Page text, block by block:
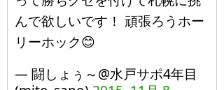
んで欲しいです！ 頑張ろうホー
リーホック😊
— 闘しょぅ～@水戸サポ4年目